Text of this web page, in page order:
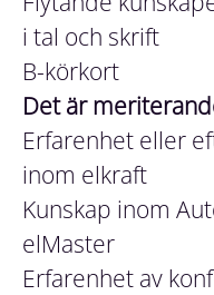
i tal och skrift
B-körkort
Det är
Erfarenhet eller
inom elkraft
Kunskap inom
elMaster
Erfarenhet av